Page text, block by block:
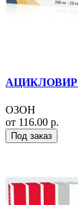
АЦИКЛОВИР
ОЗОН
от 116.00 р.
Под заказ